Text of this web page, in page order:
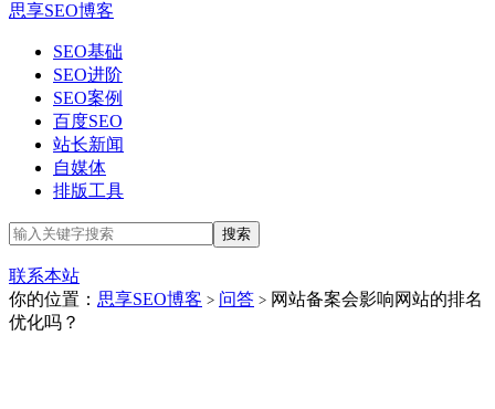
思享SEO博客
SEO基础
SEO进阶
SEO案例
百度SEO
站长新闻
自媒体
排版工具
联系本站
你的位置： 思享SEO博客 > 问答 > 网站备案会影响网站的排名
优化吗？